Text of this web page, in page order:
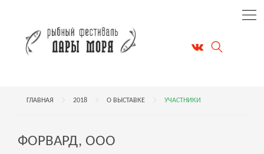
ГЛАВНАЯ 2018 О ВЫСТАВКЕ УЧАСТНИКИ
ФОРВАРД, ООО